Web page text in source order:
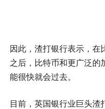
因此，渣打银行表示，在
之后，比特币和更广泛的
能很快就会过去。
目前，英国银行业巨头渣